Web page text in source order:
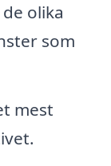
olika
som
mest